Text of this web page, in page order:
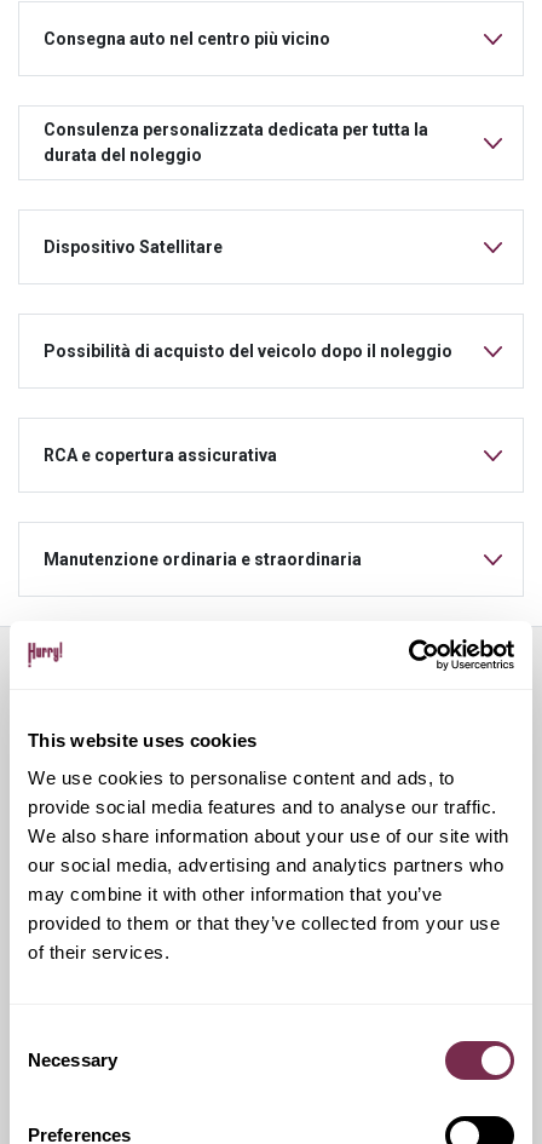
This website uses cookies
We use cookies to personalise content and ads, to
provide social media features and to analyse our traffic.
We also share information about your use of our site with
our social media, advertising and analytics partners who
may combine it with other information that you’ve
provided to them or that they’ve collected from your use
of their services.
Selection
Necessary
Preferences
Consegna auto nel centro più vicino
Consulenza personalizzata dedicata per tutta la
durata del noleggio
Dispositivo Satellitare
Possibilità di acquisto del veicolo dopo il noleggio
RCA e copertura assicurativa
Manutenzione ordinaria e straordinaria
Ritiro Usato
I nostri esperti ti forniranno una valutazione gratuita della
tua auto
anche con pneumatici termici (se montabili sui cerchi in
dotazione), o in alternativa, qualora fosse possibile, con